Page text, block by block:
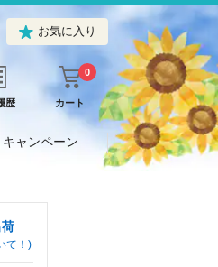
お気に入り
歴 カート
0
キャンペーン
て！)